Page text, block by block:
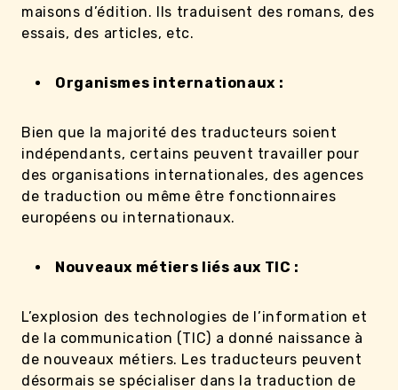
maisons d’édition. Ils traduisent des romans, des
essais, des articles, etc.
Organismes internationaux :
Bien que la majorité des traducteurs soient
indépendants, certains peuvent travailler pour
des organisations internationales, des agences
de traduction ou même être fonctionnaires
européens ou internationaux.
Nouveaux métiers liés aux TIC :
L’explosion des technologies de l’information et
de la communication (TIC) a donné naissance à
de nouveaux métiers. Les traducteurs peuvent
désormais se spécialiser dans la traduction de